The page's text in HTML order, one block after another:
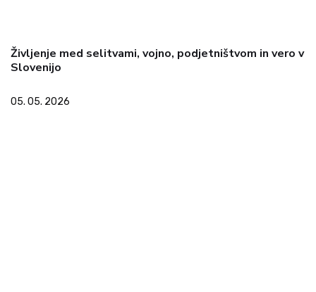
Življenje med selitvami, vojno, podjetništvom in vero v
Slovenijo
05. 05. 2026